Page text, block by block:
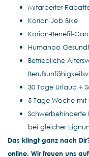
Mitarbeiter-
Korian Job Bike
Korian-Benefit-
Humanoo
Betriebliche
30 Tage Urlaub +
5-Tage Woche
Schwerbehinderte
bei gleicher
Das klingt ganz nach
online. Wir freuen uns